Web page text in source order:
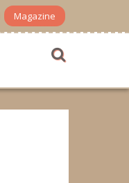
Magazine